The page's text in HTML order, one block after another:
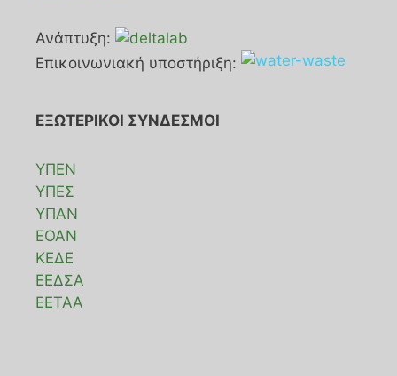
Ανάπτυξη:
Επικοινωνιακή υποστήριξη:
ΕΞΩΤΕΡΙΚΟΙ ΣΥΝΔΕΣΜΟΙ
ΥΠΕΝ
ΥΠΕΣ
ΥΠΑΝ
ΕΟΑΝ
ΚΕΔΕ
ΕΕΔΣΑ
ΕΕΤΑΑ